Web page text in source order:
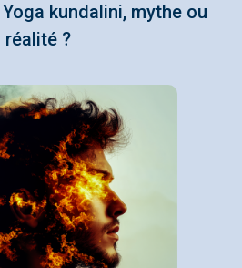
kundalini, mythe ou
réalité ?